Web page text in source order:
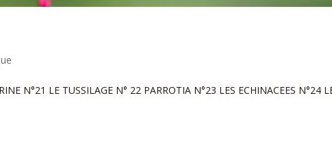
N°21 LE TUSSILAGE N° 22 PARROTIA N°23 LES ECHINACEES N°24